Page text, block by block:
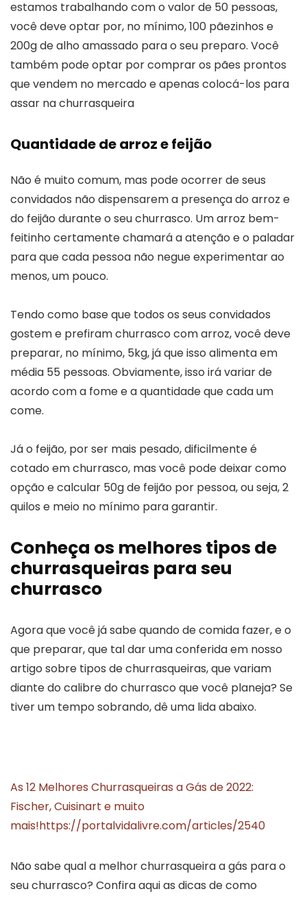
estamos trabalhando com o valor de 50 pessoas,
você deve optar por, no mínimo, 100 pãezinhos e
200g de alho amassado para o seu preparo. Você
também pode optar por comprar os pães prontos
que vendem no mercado e apenas colocá-los para
assar na churrasqueira
Quantidade de arroz e feijão
Não é muito comum, mas pode ocorrer de seus
convidados não dispensarem a presença do arroz e
do feijão durante o seu churrasco. Um arroz bem-
feitinho certamente chamará a atenção e o paladar
para que cada pessoa não negue experimentar ao
menos, um pouco.
Tendo como base que todos os seus convidados
gostem e prefiram churrasco com arroz, você deve
preparar, no mínimo, 5kg, já que isso alimenta em
média 55 pessoas. Obviamente, isso irá variar de
acordo com a fome e a quantidade que cada um
come.
Já o feijão, por ser mais pesado, dificilmente é
cotado em churrasco, mas você pode deixar como
opção e calcular 50g de feijão por pessoa, ou seja, 2
quilos e meio no mínimo para garantir.
Conheça os melhores tipos de
churrasqueiras para seu
churrasco
Agora que você já sabe quando de comida fazer, e o
que preparar, que tal dar uma conferida em nosso
artigo sobre tipos de churrasqueiras, que variam
diante do calibre do churrasco que você planeja? Se
tiver um tempo sobrando, dê uma lida abaixo.
As 12 Melhores Churrasqueiras a Gás de 2022:
Fischer, Cuisinart e muito
mais!https://portalvidalivre.com/articles/2540
Não sabe qual a melhor churrasqueira a gás para o
seu churrasco? Confira aqui as dicas de como